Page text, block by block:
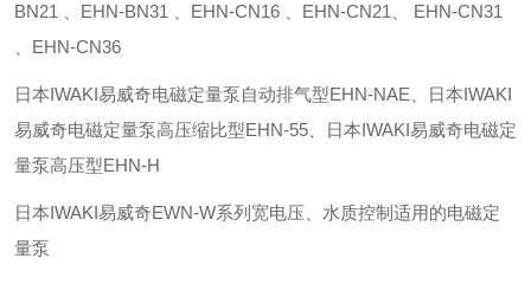
BN21 、EHN-BN31 、EHN-CN16 、EHN-CN21、 EHN-CN31
、EHN-CN36
日本IWAKI易威奇电磁定量泵自动排气型EHN-NAE、日本IWAKI
易威奇电磁定量泵高压缩比型EHN-55、日本IWAKI易威奇电磁定
量泵高压型EHN-H
日本IWAKI易威奇EWN-W系列宽电压、水质控制适用的电磁定
量泵